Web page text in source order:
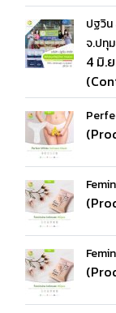
ปฐวิ
จ.ปทุ
4 มิ.